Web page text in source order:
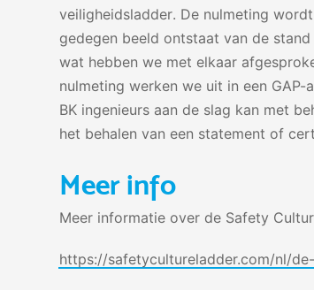
veiligheidsladder. De nulmeting
gedegen beeld ontstaat van de
wat hebben we met elkaar
nulmeting werken we uit in een
BK ingenieurs aan de slag kan met
het behalen van een statement of
Meer info
Meer informatie over de Safety
https://safetycultureladder.com/nl/